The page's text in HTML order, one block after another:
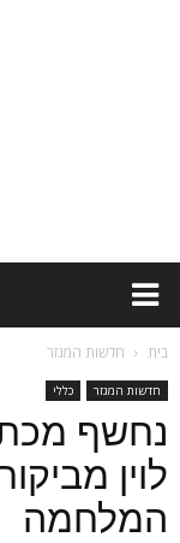
בית חדשות המגזר
חדשות המגזר כללי
נחשף
לוין
המלחמה